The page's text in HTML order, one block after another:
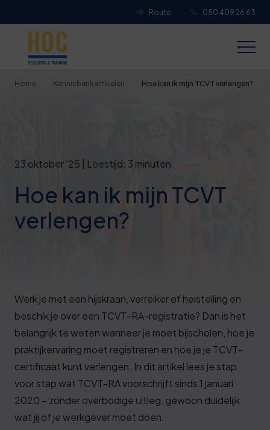
Route 050 409 26 63
Home Kennisbankartikelen Hoe kan ik mijn TCVT verlengen?
23 oktober '25 | Leestijd: 3 minuten
Hoe kan ik mijn TCVT
verlengen?
Werk je met een hijskraan, verreiker of heistelling en
beschik je over een TCVT-RA-registratie? Dan is het
belangrijk te weten wanneer je moet bijscholen, hoe je
praktijkervaring moet registreren en hoe je je TCVT-
certificaat kunt verlengen. In dit artikel lees je stap
voor stap wat TCVT-RA voorschrijft sinds 1 januari
2020 – zonder overbodige uitleg, gewoon duidelijk
wat jij of je werkgever moet doen.
Je overall waardering
Titel van je beoordeling
Je naam
ervaring.
Verzend beoordeling